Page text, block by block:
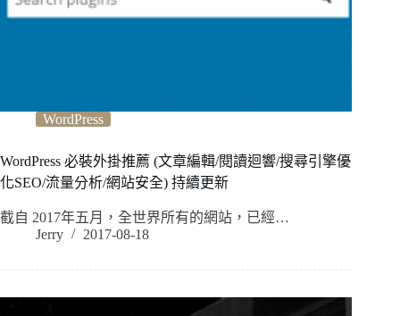
WordPress
WordPress 必裝外掛推薦 (文章編輯/閱讀迴響/搜尋引擎優
化SEO/流量分析/網站安全) 持續更新
截自 2017年五月，全世界所有的網站，已經…
Jerry
2017-08-18